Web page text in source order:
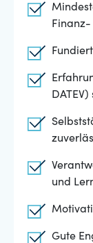
Finanz-
und
Gute